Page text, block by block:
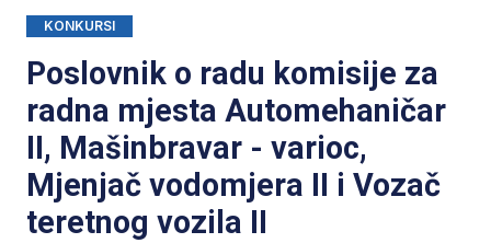
KONKURSI
Poslovnik o radu komisije za
radna mjesta Automehaničar
II, Mašinbravar - varioc,
Mjenjač vodomjera II i Vozač
teretnog vozila II